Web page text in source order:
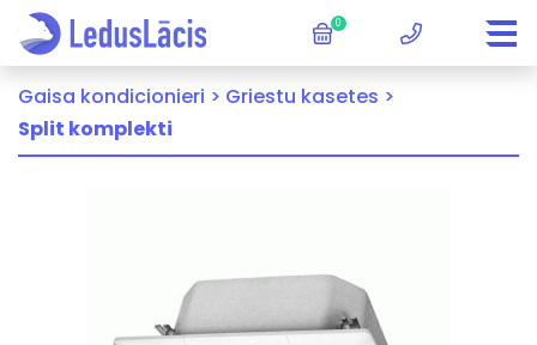
0
Gaisa kondicionieri > Griestu kasetes >
Split komplekti